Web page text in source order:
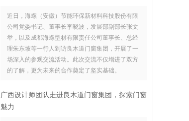
近日，海螺（安徽）节能环保新材料科技股份有限
公司党委书记、董事长李晓波，发展部副部长张文
举，以及成都海螺型材有限责任公司董事长、总经
理朱东坡等一行人到访良木道门窗集团，开展了一
场深入的参观交流活动。此次交流不仅增进了双方
的了解，更为未来的合作奠定了坚实基础。
广西设计师团队走进良木道门窗集团，探索门窗
魅力